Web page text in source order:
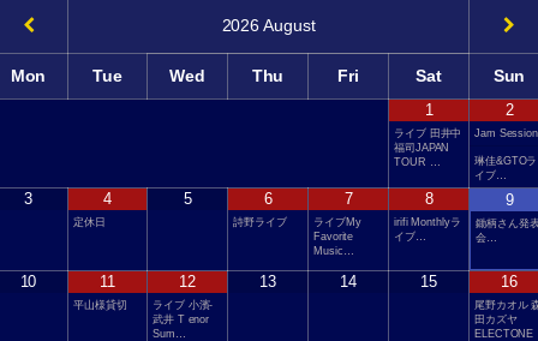
2026 August
Mon Tue Wed Thu Fri Sat Sun
1
ライブ 田井中
福司JAPAN
TOUR …
2
Jam Session
琳佳&GTOラ
イブ…
3 4
定休日
5 6
詩野ライブ
7
ライブMy
Favorite
Music…
8
irifi Monthlyラ
イブ…
9
鋤柄さん発
会…
10 11
平山様貸切
12
ライブ 小濱-
武井 T enor
Sum…
13 14 15 16
尾野カオル
田カズヤ
ELECTONE